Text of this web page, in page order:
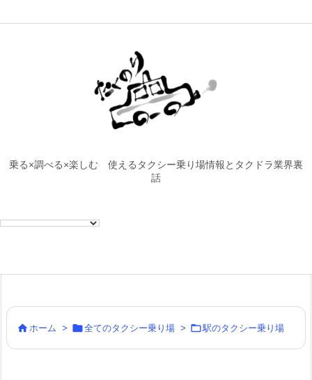
乗る×調べる×楽しむ 使えるタクシー乗り場情報とタクドラ業界裏
話
 ホーム > 全てのタクシー乗り場 > 駅のタクシー乗り場